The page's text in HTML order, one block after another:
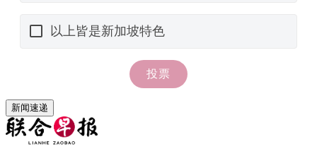
新闻速递